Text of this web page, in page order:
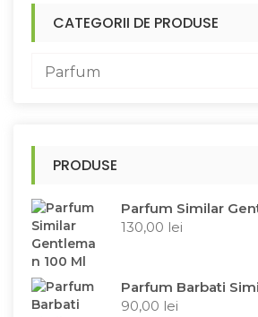
CATEGORII DE PRODUSE
PRODUSE
Parfum Similar
130,00 lei
Parfum Barbati
90,00 lei